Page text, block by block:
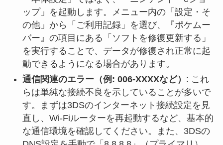
ップ」を起動します。メニュー内の「設定・そ
の他」から「ご利用記録」を選び、『ポケムー
バー』の項目にある「ソフトを修復更新する」
を実行することで、データが修復され正常に起
動できるようになる場合があります。
通信関連のエラー（例: 006-XXXXなど） : これ
らは単純な接続不良を示していることが多いで
す。まずは3DSのインターネット接続設定を見
直し、Wi-Fiルーターを再起動するなど、基本的
な通信環境を確認してください。また、3DSの